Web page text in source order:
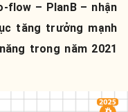
flow – PlanB – nhận
tăng trưởng mạnh
trong năm 2021